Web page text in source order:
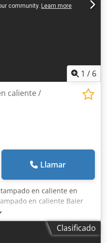
1 / 6
caliente /
Llamar
en caliente en
en caliente Baier
de estampado en
en caliente Baier GEBA
máxima: 600 kg Área
Clasificado